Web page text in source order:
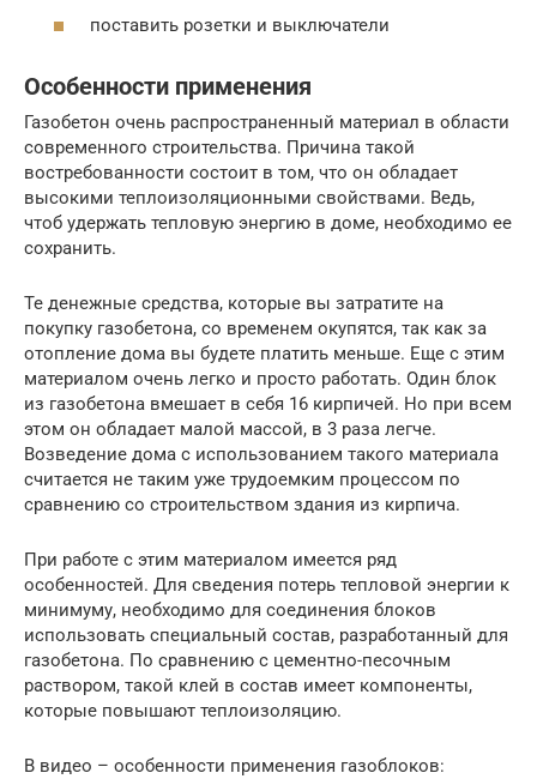
поставить розетки и выключатели
Особенности применения
Газобетон очень распространенный материал в области
современного строительства. Причина такой
востребованности состоит в том, что он обладает
высокими теплоизоляционными свойствами. Ведь,
чтоб удержать тепловую энергию в доме, необходимо ее
сохранить.
Те денежные средства, которые вы затратите на
покупку газобетона, со временем окупятся, так как за
отопление дома вы будете платить меньше. Еще с этим
материалом очень легко и просто работать. Один блок
из газобетона вмешает в себя 16 кирпичей. Но при всем
этом он обладает малой массой, в 3 раза легче.
Возведение дома с использованием такого материала
считается не таким уже трудоемким процессом по
сравнению со строительством здания из кирпича.
При работе с этим материалом имеется ряд
особенностей. Для сведения потерь тепловой энергии к
минимуму, необходимо для соединения блоков
использовать специальный состав, разработанный для
газобетона. По сравнению с цементно-песочным
раствором, такой клей в состав имеет компоненты,
которые повышают теплоизоляцию.
В видео – особенности применения газоблоков: